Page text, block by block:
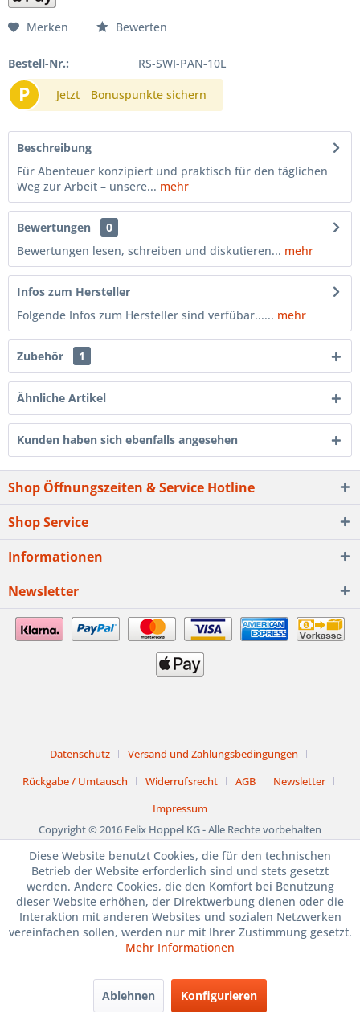
1. bis 15. August
BETRIEBSURLAUB
JULI und AUGUST
SAMSTAG GSCHLOSSEN
1. bis 15. August
Merken Bewerten
Bestell-Nr.: RS-SWI-PAN-10L
P Jetzt Bonuspunkte sichern
Beschreibung
Für Abenteuer konzipiert und praktisch für den täglichen
Weg zur Arbeit – unsere... mehr
Bewertungen
0
Bewertungen lesen, schreiben und diskutieren... mehr
Infos zum Hersteller
Folgende Infos zum Hersteller sind verfübar...... mehr
Zubehör 1
Ähnliche Artikel
Kunden haben sich ebenfalls angesehen
Shop Öffnungszeiten & Service Hotline
Shop Service
Informationen
Newsletter
Datenschutz
Versand und Zahlungsbedingungen
Rückgabe / Umtausch
Widerrufsrecht AGB
Newsletter
Impressum
Copyright © 2016 Felix Hoppel KG - Alle Rechte vorbehalten
Diese Website benutzt Cookies, die für den technischen
Betrieb der Website erforderlich sind und stets gesetzt
werden. Andere Cookies, die den Komfort bei Benutzung
dieser Website erhöhen, der Direktwerbung dienen oder die
Interaktion mit anderen Websites und sozialen Netzwerken
vereinfachen sollen, werden nur mit Ihrer Zustimmung gesetzt.
Mehr Informationen
Ablehnen Konfigurieren